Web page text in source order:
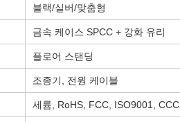
블랙/실버/맞춤형
금속 케이스 SPCC + 강화 유리
플로어 스탠딩
조종기, 전원 케이블
세륨, RoHS, FCC, ISO9001, CCC